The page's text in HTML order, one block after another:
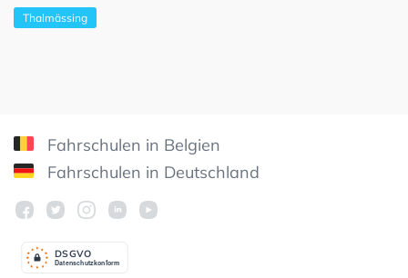
Thalmässing
Fahrschulen in Belgien
Fahrschulen in Deutschland
Datenschutzkonform
DSGVO